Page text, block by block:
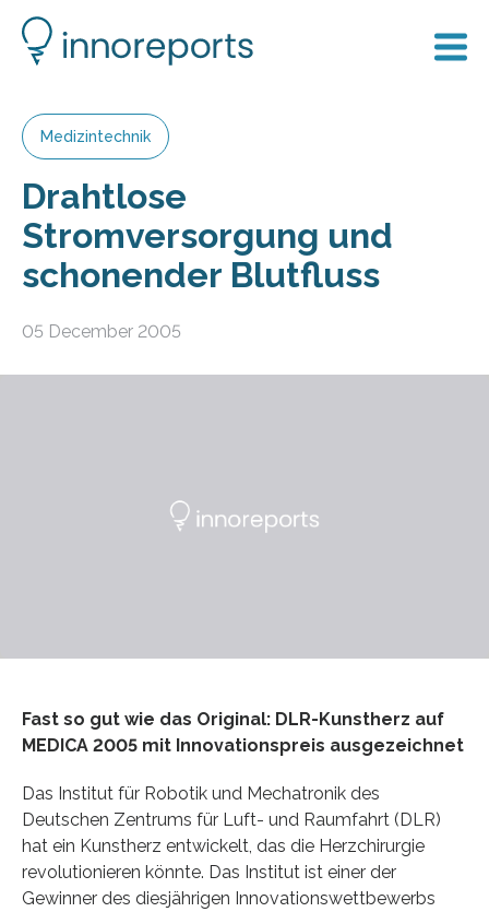
Medizintechnik
Drahtlose
Stromversorgung und
schonender Blutfluss
05 December 2005
Fast so gut wie das Original: DLR-Kunstherz auf
MEDICA 2005 mit Innovationspreis ausgezeichnet
Das Institut für Robotik und Mechatronik des
Deutschen Zentrums für Luft- und Raumfahrt (DLR)
hat ein Kunstherz entwickelt, das die Herzchirurgie
revolutionieren könnte. Das Institut ist einer der
Gewinner des diesjährigen Innovationswettbewerbs